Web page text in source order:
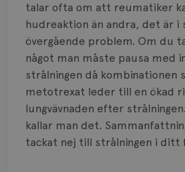
talar ofta om att reumatiker
hudreaktion än andra, det är i
övergående problem. Om du
något man måste pausa med
strålningen då kombinationen
metotrexat leder till en ökad
lungvävnaden efter
kallar man det.
tackat nej till strålningen i ditt